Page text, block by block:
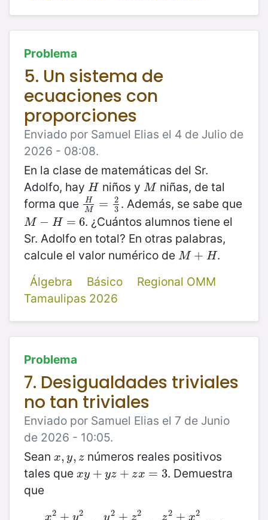
Problema
5. Un sistema de
ecuaciones con
proporciones
Enviado por Samuel Elias el 4 de Julio de
2026 - 08:08.
En la clase de matemáticas del Sr.
Adolfo, hay H
Hniños y M
M niñas, de tal
forma que
H
M
=
2
3
HM= 23. Además, se sabe que
M − H = 6
M−H =6
. ¿Cuántos alumnos tiene el
Sr. Adolfo en total? En otras palabras,
calcule el valor numérico de M + H
M+H
.
Álgebra
Básico
Regional OMM
Tamaulipas 2026
Problema
7. Desigualdades triviales
no tan triviales
Enviado por Samuel Elias el 7 de Junio
de 2026 - 10:05.
Sean x, y, z
x,y,z
números reales positivos
tales que xy + yz + zx = 3
xy+y z+ zx =3
. Demuestra
que
x2 + y2 y2 + z2 z2 + x2